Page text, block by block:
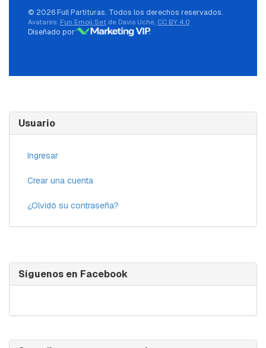
© 2026 Full Partituras. Todos los derechos reservados.
Avatares: Fun Emoji Set de Davis Uche, CC BY 4.0
Diseñado por
Usuario
Ingresar
Crear una cuenta
¿Olvidó su contraseña?
Síguenos en Facebook